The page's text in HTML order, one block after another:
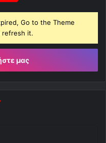
Go to the Theme
refresh it.
μας